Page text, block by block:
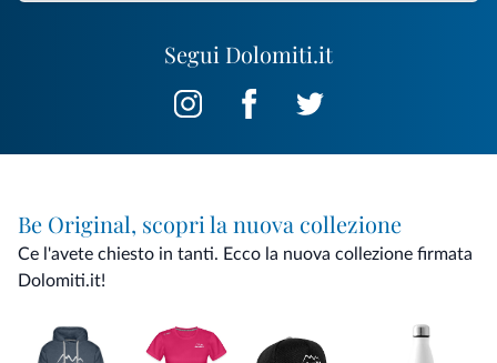
Segui Dolomiti.it
Be Original, scopri la nuova collezione
Ce l'avete chiesto in tanti. Ecco la nuova collezione firmata
Dolomiti.it!